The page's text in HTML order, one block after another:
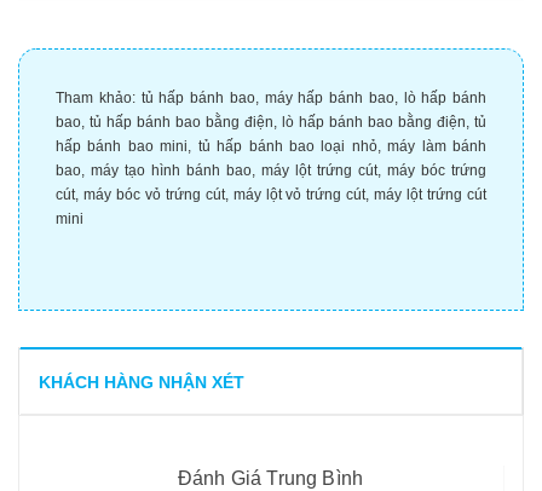
Tham khảo: tủ hấp bánh bao, máy hấp bánh bao, lò hấp bánh
bao, tủ hấp bánh bao bằng điện, lò hấp bánh bao bằng điện, tủ
hấp bánh bao mini, tủ hấp bánh bao loại nhỏ,máy làm bánh
bao, máy tạo hình bánh bao, máy lột trứng cút, máy bóc trứng
cút, máy bóc vỏ trứng cút, máy lột vỏ trứng cút,máy lột trứng cút
mini
KHÁCH HÀNG NHẬN XÉT
Đánh Giá Trung Bình